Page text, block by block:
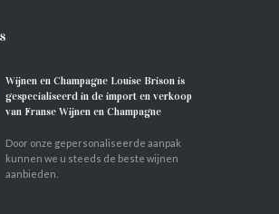
Wijnen en Champagne Louise Brison is
gespecialiseerd in de import en verkoop
van Franse Wijnen en Champagne
Door onze gepersonaliseerde aanpak
kunnen we u steeds de beste wijnen
aanbieden.